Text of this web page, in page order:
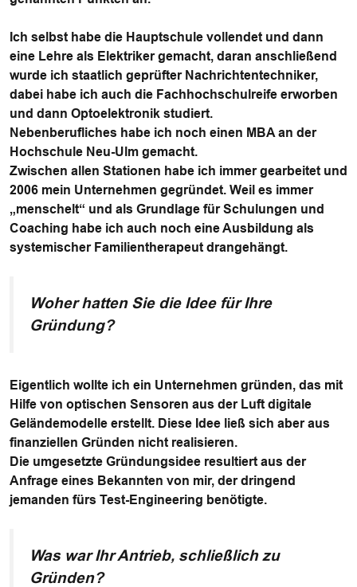
Ich selbst habe die Hauptschule vollendet und dann
eine Lehre als Elektriker gemacht, daran anschließend
wurde ich staatlich geprüfter Nachrichtentechniker,
dabei habe ich auch die Fachhochschulreife erworben
und dann Optoelektronik studiert.
Nebenberufliches habe ich noch einen MBA an der
Hochschule Neu-Ulm gemacht.
Zwischen allen Stationen habe ich immer gearbeitet und
2006 mein Unternehmen gegründet. Weil es immer
„menschelt“ und als Grundlage für Schulungen und
Coaching habe ich auch noch eine Ausbildung als
systemischer Familientherapeut drangehängt.
Woher hatten Sie die Idee für Ihre
Gründung?
Eigentlich wollte ich ein Unternehmen gründen, das mit
Hilfe von optischen Sensoren aus der Luft digitale
Geländemodelle erstellt. Diese Idee ließ sich aber aus
finanziellen Gründen nicht realisieren.
Die umgesetzte Gründungsidee resultiert aus der
Anfrage eines Bekannten von mir, der dringend
jemanden fürs Test-Engineering benötigte.
Was war Ihr Antrieb, schließlich zu
Gründen?